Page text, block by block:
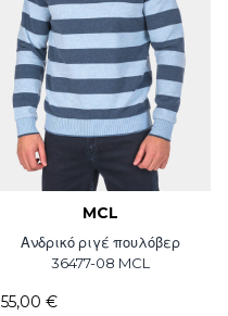
MCL
Ανδρικό ριγέ πουλόβερ
36477-08 MCL
55,00 €